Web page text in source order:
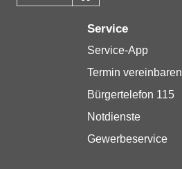
Service
Service-App
Termin vereinbaren
Bürgertelefon 115
Notdienste
Gewerbeservice